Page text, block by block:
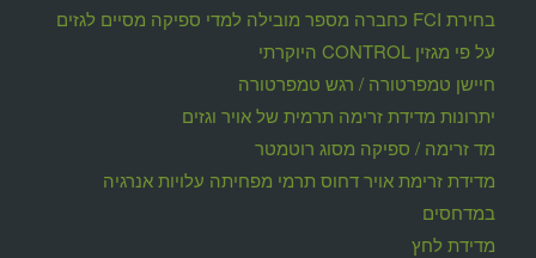
בחירת FCI כחברה מספר מובילה למדי ספיקה מסיים לגזים
על פי מגזין CONTROL היוקרתי
חיישן טמפרטורה / רגש טמפרטורה
יתרונות מדידת זרימה תרמית של אויר וגזים
מד זרימה / ספיקה מסוג רוטמטר
מדידת זרימת אויר דחוס תרמי מפחיתה עלויות אנרגיה
במדחסים
מדידת לחץ